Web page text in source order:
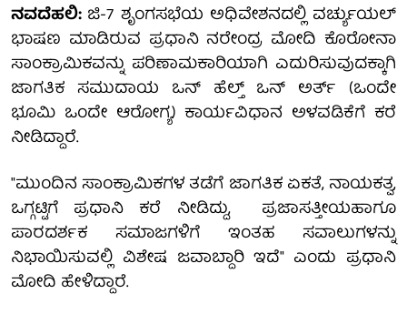
ನವದೆಹಲಿ: ಜಿ-7 ಶೃಂಗಸಭೆಯ ಅಧಿವೇಶನದಲ್ಲಿ ವರ್ಚ್ಯುಯಲ್
ಭಾಷಣ ಮಾಡಿರುವ ಪ್ರಧಾನಿ ನರೇಂದ್ರ ಮೋದಿ ಕೊರೋನಾ
ಸಾಂಕ್ರಾಮಿಕವನ್ನು ಪರಿಣಾಮಕಾರಿಯಾಗಿ ಎದುರಿಸುವುದಕ್ಕಾಗಿ
ಜಾಗತಿಕ ಸಮುದಾಯ ಒನ್ ಹೆಲ್ತ್ ಒನ್ ಅರ್ತ್ (ಒಂದೇ
ಭೂಮಿ ಒಂದೇ ಆರೋಗ್ಯ) ಕಾರ್ಯವಿಧಾನ ಅಳವಡಿಕೆಗೆ ಕರೆ
ನೀಡಿದ್ದಾರೆ.
"ಮುಂದಿನ ಸಾಂಕ್ರಾಮಿಕಗಳ ತಡೆಗೆ ಜಾಗತಿಕ ಏಕತೆ, ನಾಯಕತ್ವ,
ಒಗ್ಗಟ್ಟಿಗೆ ಪ್ರಧಾನಿ ಕರೆ ನೀಡಿದ್ದು, ಪ್ರಜಾಸತ್ತೀಯಹಾಗೂ
ಪಾರದರ್ಶಕ ಸಮಾಜಗಳಿಗೆ ಇಂತಹ ಸವಾಲುಗಳನ್ನು
ನಿಭಾಯಿಸುವಲ್ಲಿ ವಿಶೇಷ ಜವಾಬ್ದಾರಿ ಇದೆ" ಎಂದು ಪ್ರಧಾನಿ
ಮೋದಿ ಹೇಳಿದ್ದಾರೆ.